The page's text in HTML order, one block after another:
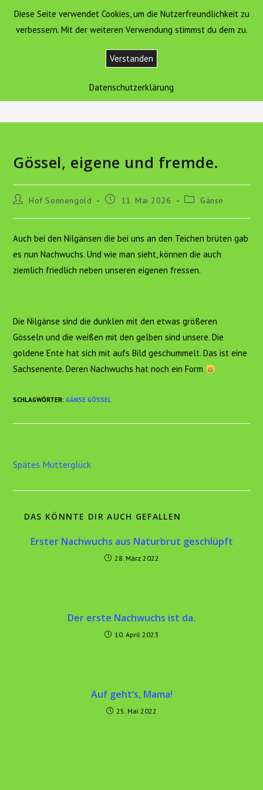
springen
Hof Sonnengold MENÜ
> Gössel, eigene und fremde.
Gössel, eigene und fremde.
Beitrags-
Hof Sonnengold
Beitrag11. Mai 2026
Beitrags-
Gänse
Auch bei den Nilgänsen die bei uns an den Teichen brüten gab
es nun Nachwuchs. Und wie man sieht, können die auch
ziemlich friedlich neben unseren eigenen fressen.
Die Nilgänse sind die dunklen mit den etwas größeren
Gösseln und die weißen mit den gelben sind unsere. Die
goldene Ente hat sich mit aufs Bild geschummelt. Das ist eine
Sachsenente. Deren Nachwuchs hat noch ein Form
SCHLAGWÖRTER:GÄNSE GÖSSEL
ansehen
Spätes Mutterglück
DAS KÖNNTE DIR AUCH GEFALLEN
Erster Nachwuchs aus Naturbrut geschlüpft
28. März 2022
Der erste Nachwuchs ist da.
10. April 2023
Auf geht‘s, Mama!
25. Mai 2022
Diese Seite verwendet Cookies, um die Nutzerfreundlichkeit zu
verbessern. Mit der weiteren Verwendung stimmst du dem zu.
Verstanden
Datenschutzerklärung